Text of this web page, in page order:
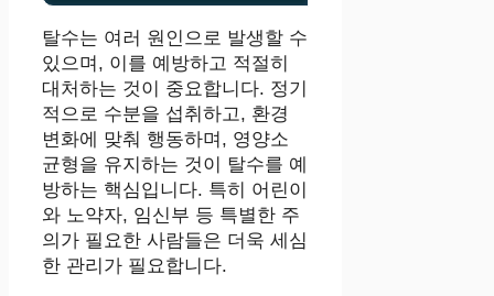
탈수는 여러 원인으로 발생할 수
있으며, 이를 예방하고 적절히
대처하는 것이 중요합니다. 정기
적으로 수분을 섭취하고, 환경
변화에 맞춰 행동하며, 영양소
균형을 유지하는 것이 탈수를 예
방하는 핵심입니다. 특히 어린이
와 노약자, 임신부 등 특별한 주
의가 필요한 사람들은 더욱 세심
한 관리가 필요합니다.